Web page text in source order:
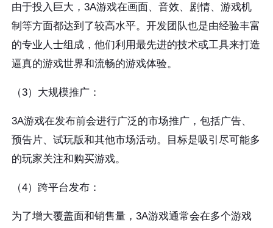
由于投入巨大，3A游戏在画面、音效、剧情、游戏机
制等方面都达到了较高水平。开发团队也是由经验丰富
的专业人士组成，他们利用最先进的技术或工具来打造
逼真的游戏世界和流畅的游戏体验。
（3）大规模推广：
3A游戏在发布前会进行广泛的市场推广，包括广告、
预告片、试玩版和其他市场活动。目标是吸引尽可能多
的玩家关注和购买游戏。
（4）跨平台发布：
为了增大覆盖面和销售量，3A游戏通常会在多个游戏